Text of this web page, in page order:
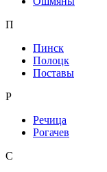
П
Пинск
Полоцк
Поставы
Р
Речица
Рогачев
С